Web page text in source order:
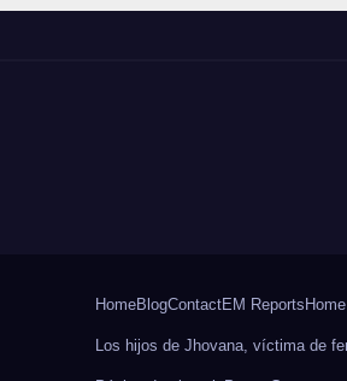
HomeBlogContactEM Reports Home
Los hijos de Jhovana, víctima de